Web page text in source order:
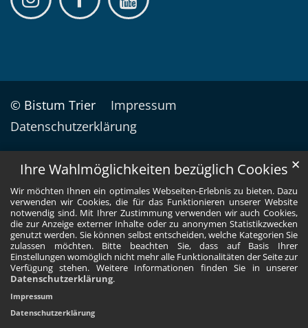
Ihre Wahlmöglichkeiten bezüglich Cookies
Wir möchten Ihnen ein optimales Webseiten-Erlebnis zu bieten. Dazu
verwenden wir Cookies, die für das Funktionieren unserer Website
notwendig sind. Mit Ihrer Zustimmung verwenden wir auch Cookies,
die zur Anzeige externer Inhalte oder zu anonymen Statistikzwecken
genutzt werden. Sie können selbst entscheiden, welche Kategorien Sie
zulassen möchten. Bitte beachten Sie, dass auf Basis Ihrer
Einstellungen womöglich nicht mehr alle Funktionalitäten der Seite zur
Verfügung stehen. Weitere Informationen finden Sie in unserer
Datenschutzerklärung.
✕
Impressum
Datenschutzerklärung
© Bistum Trier
Impressum
Datenschutzerklärung